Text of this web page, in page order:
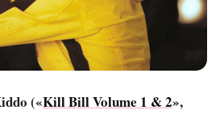
(«Kill Bill Volume 1 & 2»,